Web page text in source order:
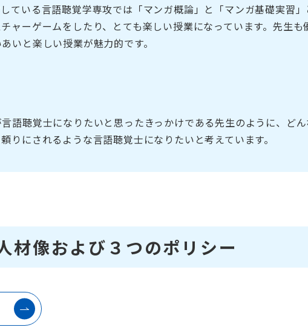
ている言語聴覚学専攻では「マンガ概論」と「マンガ基礎実習
ャーゲームをしたり、とても楽しい授業になっています。先生
いと楽しい授業が魅力的です。
語聴覚士になりたいと思ったきっかけである先生のように、ど
りにされるような言語聴覚士になりたいと考えています。
材像および３つのポリシー